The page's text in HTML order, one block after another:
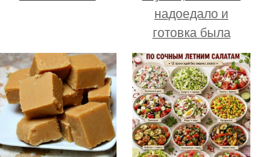
надоедало и
готовка была
проще.